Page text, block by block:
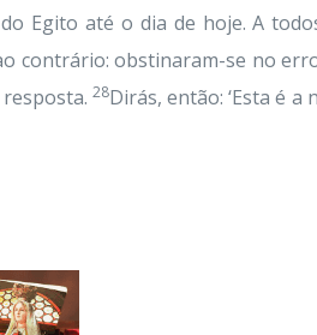
Egito até o dia de hoje. A
contrário: obstinaram-se no
28Dirás, então: ‘Esta é a